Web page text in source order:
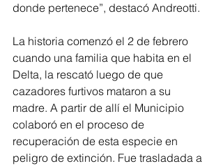
donde pertenece”, destacó Andreotti.
La historia comenzó el 2 de febrero
cuando una familia que habita en el
Delta, la rescató luego de que
cazadores furtivos mataron a su
madre. A partir de allí el Municipio
colaboró en el proceso de
recuperación de esta especie en
peligro de extinción. Fue trasladada a